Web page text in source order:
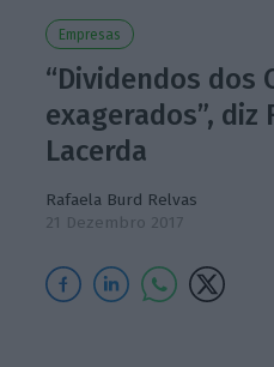
Empresas
“Dividendos dos
exagerados”, diz
Lacerda
Rafaela Burd Relvas
21 Dezembro 2017